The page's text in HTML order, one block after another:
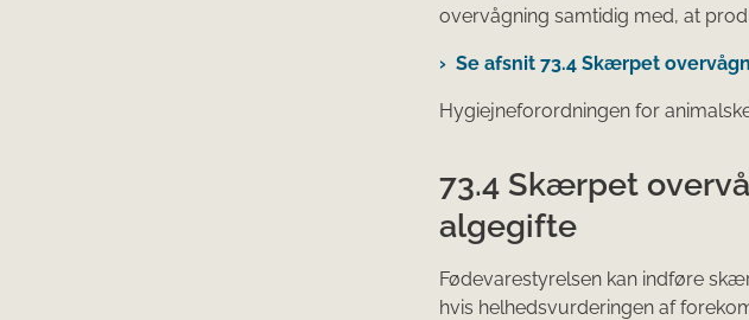
overvågning samtidig med, at
Se afsnit 73.4 Skærpet
Hygiejneforordningen for
73.4 Skærpet
algegifte
Fødevarestyrelsen kan indføre
hvis helhedsvurderingen af